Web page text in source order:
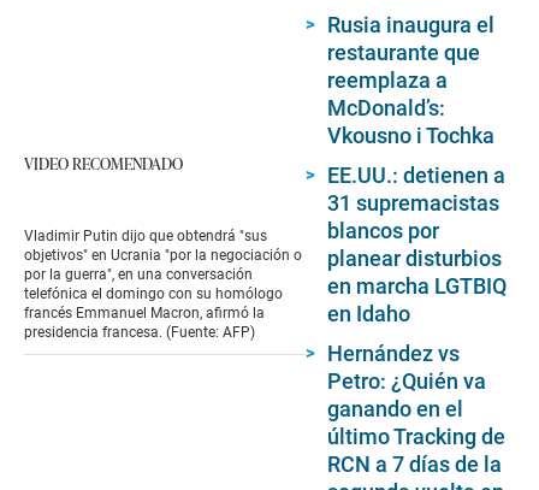
VIDEO RECOMENDADO
Vladimir Putin dijo que obtendrá "sus
objetivos" en Ucrania "por la negociación o
por la guerra", en una conversación
telefónica el domingo con su homólogo
francés Emmanuel Macron, afirmó la
presidencia francesa. (Fuente: AFP)
Rusia inaugura el
restaurante que
reemplaza a
McDonald’s:
Vkousno i Tochka
EE.UU.: detienen a
31 supremacistas
blancos por
planear disturbios
en marcha LGTBIQ
en Idaho
Hernández vs
Petro: ¿Quién va
ganando en el
último Tracking de
RCN a 7 días de la